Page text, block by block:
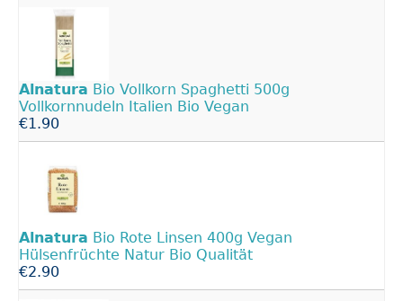
Alnatura Bio Vollkorn Spaghetti 500g
Vollkornnudeln Italien Bio Vegan
€1.90
Alnatura Bio Rote Linsen 400g Vegan
Hülsenfrüchte Natur Bio Qualität
€2.90